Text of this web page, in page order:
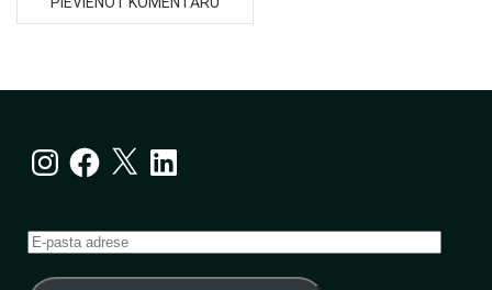
InstagramFacebook
X LinkedIn
E-